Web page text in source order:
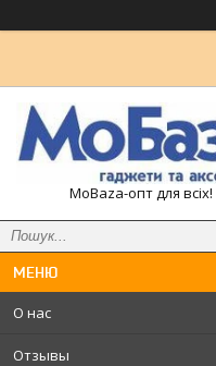
MoBaza-опт для всіх!
О нас
Отзывы